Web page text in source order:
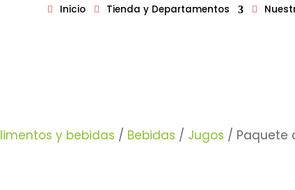
Inicio Tienda y Departamentos
y bebidas / Bebidas / Jugos / Paquete